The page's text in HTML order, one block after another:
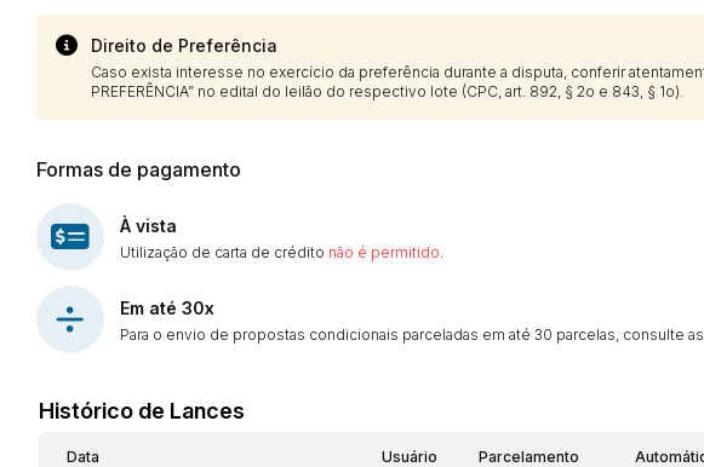
Direito de Preferência
Caso exista interesse no exercício da preferência durante a disputa, conferir
PREFERÊNCIA” no edital do leilão do respectivo lote (CPC, art. 892, § 2o e 843, § 1o).
Formas de pagamento
À vista
Utilização de carta de crédito não é permitido
Em até 30x
Para o envio de propostas condicionais parceladas em até 30 parcelas, consulte
Histórico de Lances
Data Usuário Parcelamento